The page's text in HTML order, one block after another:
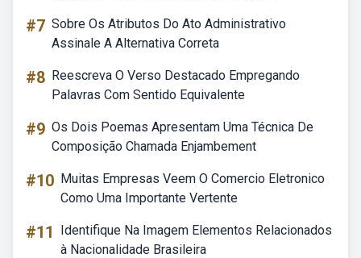
#7 Sobre Os Atributos Do Ato Administrativo
Assinale A Alternativa Correta
#8 Reescreva O Verso Destacado Empregando
Palavras Com Sentido Equivalente
#9 Os Dois Poemas Apresentam Uma Técnica De
Composição Chamada Enjambement
#10 Muitas Empresas Veem O Comercio Eletronico
Como Uma Importante Vertente
#11
Identifique Na Imagem Elementos Relacionados
à Nacionalidade Brasileira